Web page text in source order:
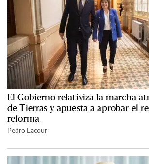
El Gobierno relativiza la marcha
de Tierras y apuesta a aprobar el
reforma
Pedro Lacour